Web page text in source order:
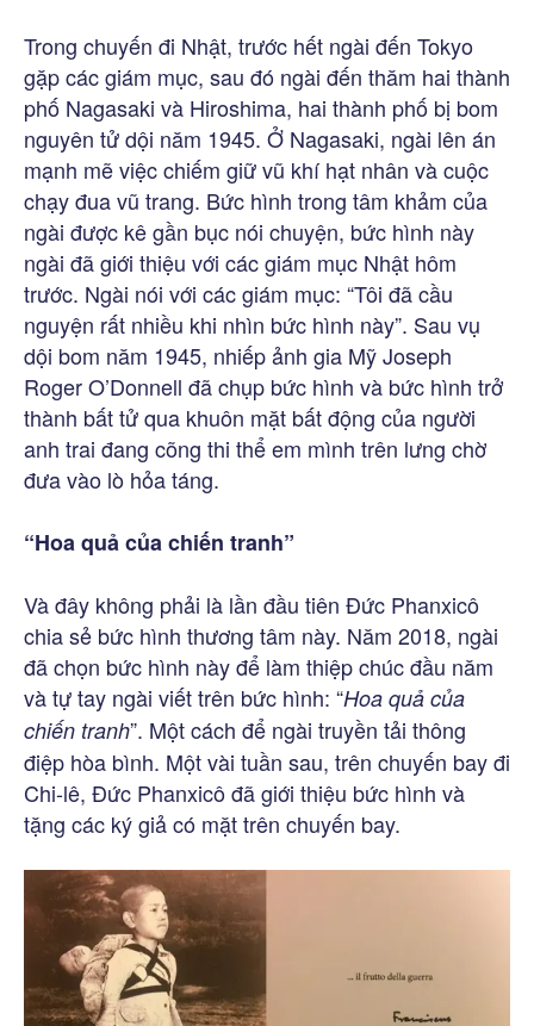
Trong chuyến đi Nhật, trước hết ngài đến Tokyo
gặp các giám mục, sau đó ngài đến thăm hai thành
phố Nagasaki và Hiroshima, hai thành phố bị bom
nguyên tử dội năm 1945. Ở Nagasaki, ngài lên án
mạnh mẽ việc chiếm giữ vũ khí hạt nhân và cuộc
chạy đua vũ trang. Bức hình trong tâm khảm của
ngài được kê gần bục nói chuyện, bức hình này
ngài đã giới thiệu với các giám mục Nhật hôm
trước. Ngài nói với các giám mục: “Tôi đã cầu
nguyện rất nhiều khi nhìn bức hình này”. Sau vụ
dội bom năm 1945, nhiếp ảnh gia Mỹ Joseph
Roger O’Donnell đã chụp bức hình và bức hình trở
thành bất tử qua khuôn mặt bất động của người
anh trai đang cõng thi thể em mình trên lưng chờ
đưa vào lò hỏa táng.
“Hoa quả của chiến tranh”
Và đây không phải là lần đầu tiên Đức Phanxicô
chia sẻ bức hình thương tâm này. Năm 2018, ngài
đã chọn bức hình này để làm thiệp chúc đầu năm
và tự tay ngài viết trên bức hình: “Hoa quả của
chiến tranh”. Một cách để ngài truyền tải thông
điệp hòa bình. Một vài tuần sau, trên chuyến bay đi
Chi-lê, Đức Phanxicô đã giới thiệu bức hình và
tặng các ký giả có mặt trên chuyến bay.